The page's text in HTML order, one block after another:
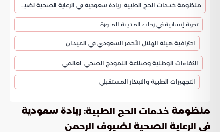
منظومة خدمات الحج الطبية: ريادة سعودية في الرعاية الصحية لضيوف الرحمن
تجربة إنسانية في رحاب المدينة المنورة
احترافية هيئة الهلال الأحمر السعودي في الميدان
الكفاءات الوطنية وصناعة النموذج الصحي العالمي
التجهيزات الطبية والابتكار المستقبلي
منظومة خدمات الحج الطبية: ريادة سعودية
في الرعاية الصحية لضيوف الرحمن